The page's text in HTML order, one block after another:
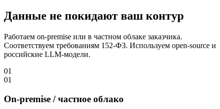
Данные не покидают ваш контур
Работаем on-premise или в частном облаке заказчика.
Соответствуем требованиям 152-ФЗ. Используем open-source и
российские LLM-модели.
01
01
On-premise / частное облако